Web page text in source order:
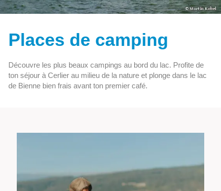
Places de camping
Découvre les plus beaux campings au bord du lac. Profite de
ton séjour à Cerlier au milieu de la nature et plonge dans le lac
de Bienne bien frais avant ton premier café.